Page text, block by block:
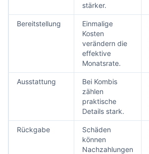
stärker.
Bereitstellung
Einmalige
Kosten
verändern die
effektive
Monatsrate.
Ausstattung
Bei Kombis
zählen
praktische
Details stark.
Rückgabe
Schäden
können
Nachzahlungen